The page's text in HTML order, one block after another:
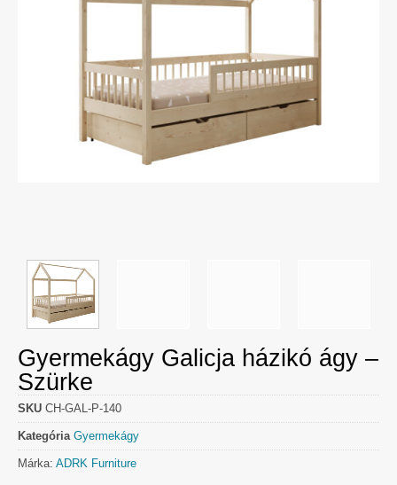
Gyermekágy Galicja házikó ágy –
Szürke
SKU CH-GAL-P-140
Kategória Gyermekágy
Márka: ADRK Furniture